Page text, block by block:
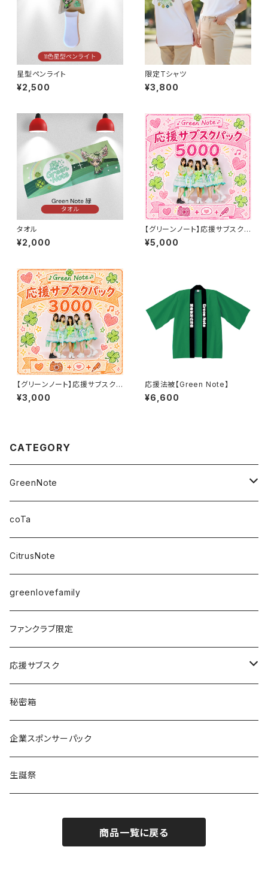
星型ペンライト
¥2,500
限定Tシャツ
¥3,800
タオル
¥2,000
【グリーンノート】応援サブスク5
000パック
¥5,000
【グリーンノート】応援サブスク3
000パック
¥3,000
応援法被【Green Note】
¥6,600
CATEGORY
GreenNote
さえの
愛乃茉央
虹海ぽんず
楽園うらら
りな
える
るか
coTa
CitrusNote
greenlovefamily
ファンクラブ限定
応援サブスク
Green Note
Citrus Note
coTa
秘密箱
企業スポンサーパック
生誕祭
商品一覧に戻る